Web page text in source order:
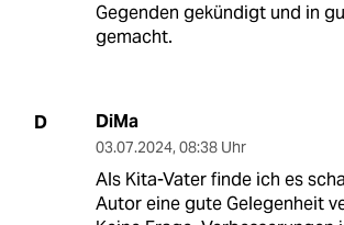
Gegenden gekündigt und in
gemacht.
D DiMa
03.07.2024, 08:38 Uhr
Als Kita-Vater finde ich es
Autor eine gute Gelegenheit